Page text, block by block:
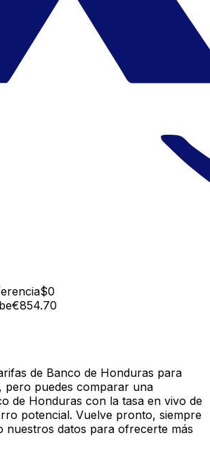
$0
€854.70
de Banco de Honduras para
pero puedes comparar una
de Honduras con la tasa en vivo de
potencial. Vuelve pronto, siempre
nuestros datos para ofrecerte más